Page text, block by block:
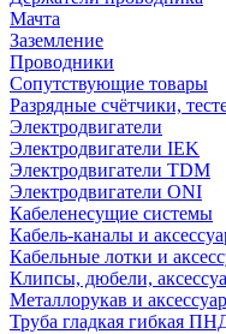
Мачта
Заземление
Проводники
Сопутствующие товары
Разрядные счётчики,
Электродвигатели
Электродвигатели IEK
Электродвигатели TDM
Электродвигатели ONI
Кабеленесущие системы
Кабель-каналы и
Кабельные лотки и
Клипсы, дюбели,
Металлорукав и
Труба гладкая гибкая